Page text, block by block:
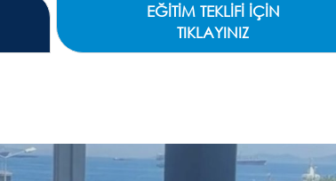
EĞİTİM TEKLİFİ İÇİN
TIKLAYINIZ